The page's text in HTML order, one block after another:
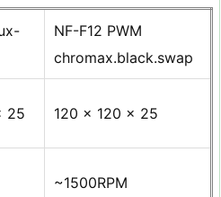
NF-F12 PWM
chromax.black.swap
25 120 x 120 x 25
~1500RPM